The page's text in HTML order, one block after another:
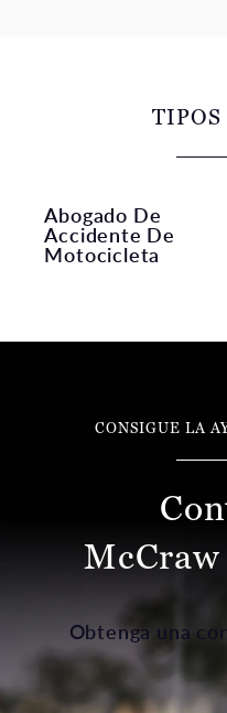
TIPOS
Abogado De
Accidente De
Motocicleta
CONSIGUE LA
Obtenga una